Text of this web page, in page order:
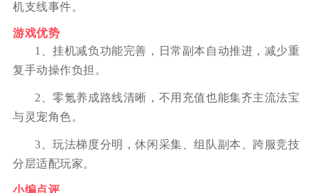
机支线事件。
游戏优势
1、挂机减负功能完善，日常副本自动推进，减少重
复手动操作负担。
2、零氪养成路线清晰，不用充值也能集齐主流法宝
与灵宠角色。
3、玩法梯度分明，休闲采集、组队副本、跨服竞技
分层适配玩家。
小编点评